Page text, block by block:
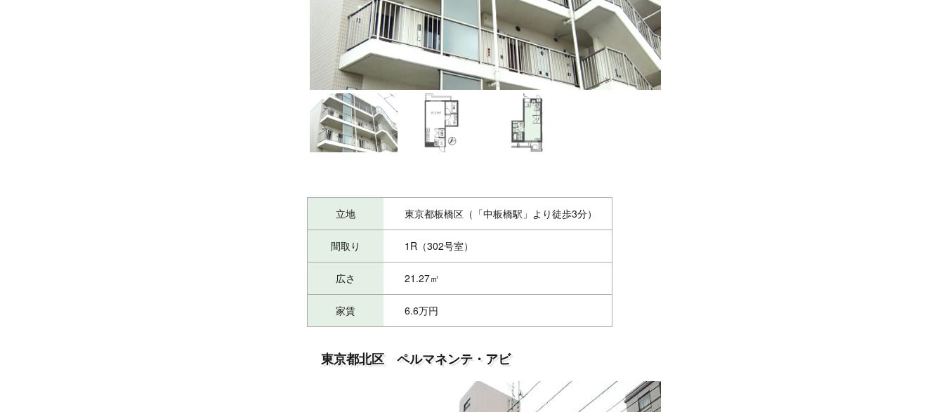
立地 東京都板橋区（「中板橋駅」より徒歩3分）
間取り 1R（302号室）
広さ 21.27㎡
家賃 6.6万円
東京都北区 ペルマネンテ・アビ